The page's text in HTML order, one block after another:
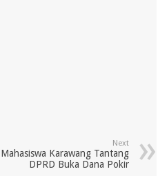
Next
Mahasiswa Karawang Tantang
DPRD Buka Dana Pokir